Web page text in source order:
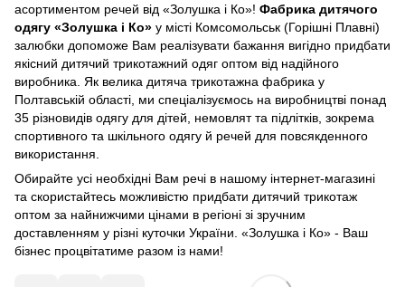
асортиментом речей від «Золушка і Ко»! Фабрика дитячого
одягу «Золушка і Ко» у місті Комсомольськ (Горішні Плавні)
залюбки допоможе Вам реалізувати бажання вигідно придбати
якісний дитячий трикотажний одяг оптом від надійного
виробника. Як велика дитяча трикотажна фабрика у
Полтавській області, ми спеціалізуємось на виробництві понад
35 різновидів одягу для дітей, немовлят та підлітків, зокрема
спортивного та шкільного одягу й речей для повсякденного
використання.
Обирайте усі необхідні Вам речі в нашому інтернет-магазині
та скористайтесь можливістю придбати дитячий трикотаж
оптом за найнижчими цінами в регіоні зі зручним
доставленням у різні куточки України. «Золушка і Ко» - Ваш
бізнес процвітатиме разом із нами!